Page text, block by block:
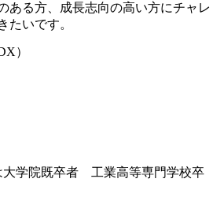
ある方、成長志向の高い方にチャレ
たいです。
）
大学院既卒者 工業高等専門学校卒